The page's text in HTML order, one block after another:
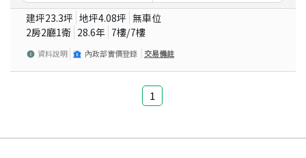
建坪23.3坪 地坪4.08坪 無車位
2房2廳1衛 28.6年 7樓/7樓
資料說明 內政部實價登錄 交易備註
1